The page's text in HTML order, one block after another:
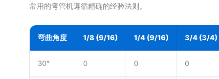
常用的弯管机遵循精确的经验法则。
弯曲角度 1/8 (9/16) 1/4 (9/16) 3/4 (3/4)
30° 0 0 0